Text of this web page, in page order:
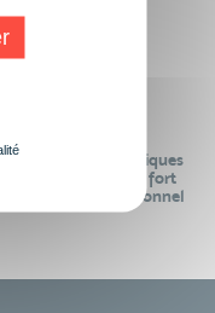
Des intervenants
contenus pédagogiques
de pointe » et en lien fort
le monde professionnel